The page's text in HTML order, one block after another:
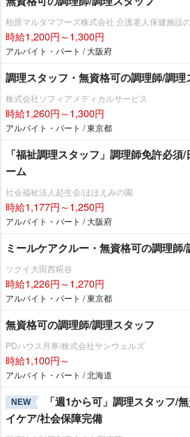
柏原マルタマフーズ株式会社 介護老人保健施設
時給1,200円～1,300円
アルバイト・パート / 大阪府
調理スタッフ・無資格可の調理師/調理
株式会社ソフィアメディカルサービス
時給1,260円～1,300円
アルバイト・パート / 東京都
「福祉調理スタッフ」調理師免許必
ーム
社会福祉法人起生会/ほほえみの園
時給1,177円～1,250円
アルバイト・パート / 大阪府
ミールケアクルー・無資格可の調理師/
ツクイ大田西糀谷
時給1,226円～1,270円
アルバイト・パート / 東京都
無資格可の調理師/調理スタッフ
PDハウス月寒/株式会社サンウェルズ
時給1,100円～
アルバイト・パート / 北海道
NEW
「週1から可」調理スタッフ/
イケア/社会保障完備